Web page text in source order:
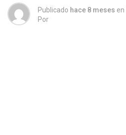
Publicado hace 8 meses en
Por